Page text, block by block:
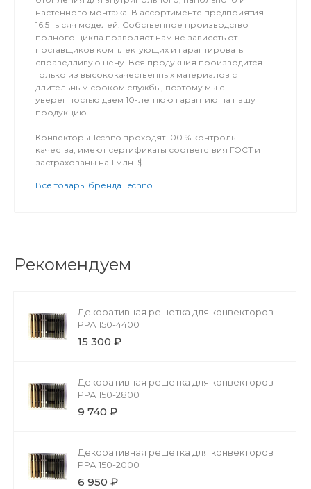
настенного монтажа. В ассортименте предприятия
16.5 тысяч моделей. Собственное производство
полного цикла позволяет нам не зависеть от
поставщиков комплектующих и гарантировать
справедливую цену. Вся продукция производится
только из высококачественных материалов с
длительным сроком службы, поэтому мы с
уверенностью даем 10-летнюю гарантию на нашу
продукцию.
Конвекторы Techno проходят 100 % контроль
качества, имеют сертификаты соответствия ГОСТ и
застрахованы на 1 млн. $
Все товары бренда Techno
Рекомендуем
Декоративная решетка для конвекторов
РРА 150-4400
15 300 ₽
Декоративная решетка для конвекторов
РРА 150-2800
9 740 ₽
Декоративная решетка для конвекторов
РРА 150-2000
6 950 ₽